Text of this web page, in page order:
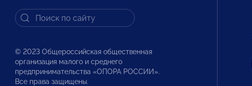
© 2023 Общероссийская общественная
организация малого и среднего
предпринимательства «ОПОРА РОССИИ».
Все права защищены.